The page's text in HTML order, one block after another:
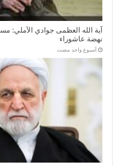
آية الله العظمى جوادي الآملي:
نهضة عاشوراء
‏أسبوع واحد مضت